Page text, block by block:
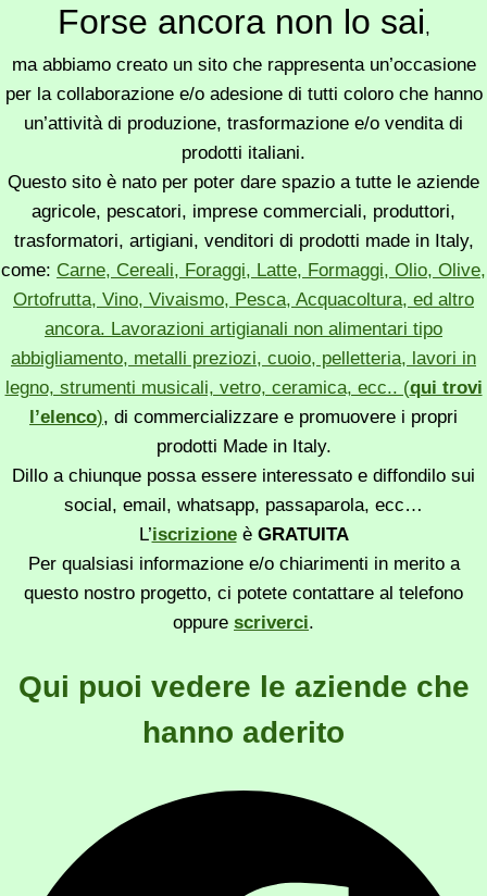
Forse ancora non lo sai,
ma abbiamo creato un sito che rappresenta un’occasione
per la collaborazione e/o adesione di tutti coloro che hanno
un’attività di produzione, trasformazione e/o vendita di
prodotti italiani.
Questo sito è nato per poter dare spazio a tutte le aziende
agricole, pescatori, imprese commerciali, produttori,
trasformatori, artigiani, venditori di prodotti made in Italy,
come: Carne, Cereali, Foraggi, Latte, Formaggi, Olio, Olive,
Ortofrutta, Vino, Vivaismo, Pesca, Acquacoltura, ed altro
ancora. Lavorazioni artigianali non alimentari tipo
abbigliamento, metalli preziozi, cuoio, pelletteria, lavori in
legno, strumenti musicali, vetro, ceramica, ecc.. (qui trovi
l’elenco), di commercializzare e promuovere i propri
prodotti Made in Italy.
Dillo a chiunque possa essere interessato e diffondilo sui
social, email, whatsapp, passaparola, ecc…
L’iscrizioneè GRATUITA
Per qualsiasi informazione e/o chiarimenti in merito a
questo nostro progetto, ci potete contattare al telefono
oppure scriverci.
Qui puoi vedere le aziende che
hanno aderito